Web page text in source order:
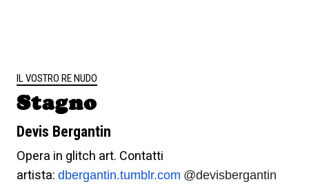
IL VOSTRO RE NUDO
Stagno
Devis Bergantin
Opera in glitch art. Contatti
artista: dbergantin.tumblr.com @devisbergantin